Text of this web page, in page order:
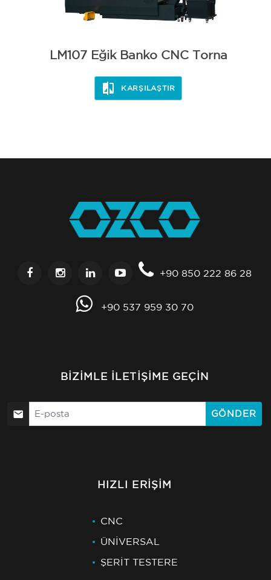
LM107 Eğik Banko CNC Torna
KARŞILAŞTIR
+90 850 222 86 28
+90 537 959 30 70
BIZIMLE İLETIŞIME GEÇIN
GÖNDER
HIZLI ERIŞIM
CNC
ÜNİVERSAL
ŞERİT TESTERE